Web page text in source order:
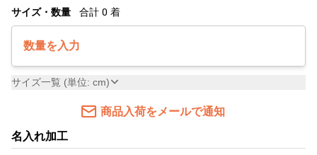
サイズ・数量 合計 0 着
数量を入力
サイズ一覧 (単位: cm)
商品入荷をメールで通知
名入れ加工